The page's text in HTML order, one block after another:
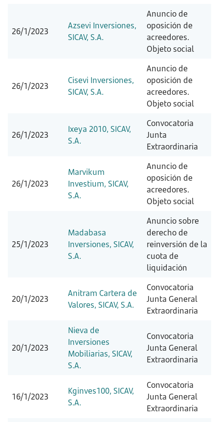
26/1/2023
Azsevi Inversiones,
SICAV, S.A.
Anuncio de
oposición de
acreedores.
Objeto social
26/1/2023
Cisevi Inversiones,
SICAV, S.A.
Anuncio de
oposición de
acreedores.
Objeto social
26/1/2023
Ixeya 2010, SICAV,
S.A.
Convocatoria
Junta
Extraordinaria
26/1/2023
Marvikum
Investium, SICAV,
S.A.
Anuncio de
oposición de
acreedores.
Objeto social
25/1/2023
Madabasa
Inversiones, SICAV,
S.A.
Anuncio sobre
derecho de
reinversión de la
cuota de
liquidación
20/1/2023
Anitram Cartera de
Valores, SICAV, S.A.
Convocatoria
Junta General
Extraordinaria
20/1/2023
Nieva de
Inversiones
Mobiliarias, SICAV,
S.A.
Convocatoria
Junta General
Extraordinaria
16/1/2023
Kginves100, SICAV,
S.A.
Convocatoria
Junta General
Extraordinaria